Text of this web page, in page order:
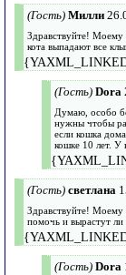
(Гость) Милли
Здравствуйте! Моему
кота выпадают все
(Гость) Dora
Думаю, особо
нужны чтобы
если кошка
кошке 10 лет. У
(Гость) светлана
Здравствуйте! Моему
помочь и вырастут ли
(Гость) Dora